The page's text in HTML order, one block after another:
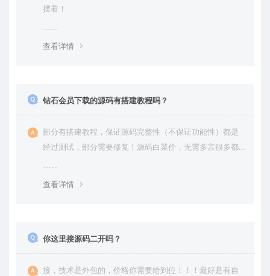
摆着！
查看详情
钻石会员下载的源码有搭建教程吗？
部分有搭建教程，保证源码完整性（不保证功能性）都是
经过测试，部分需要修复！源码白菜价，无需多言很多都
查看详情
你这里接源码二开吗？
接，技术是外包的，价格你需要给到位！！！最好是有自